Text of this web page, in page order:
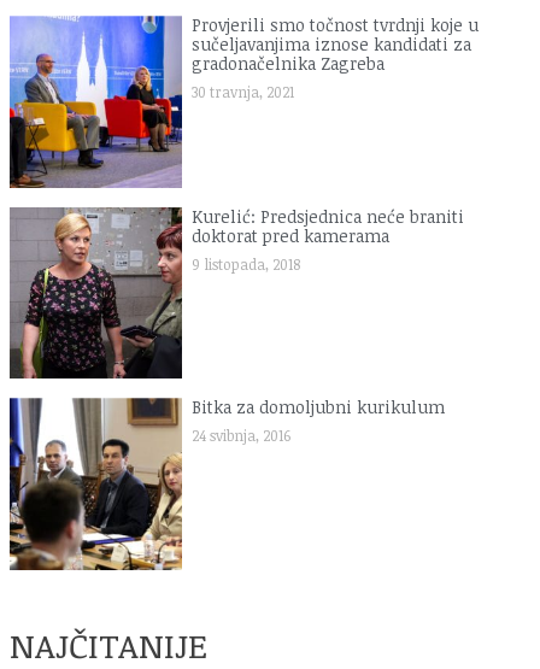
Provjerili smo točnost tvrdnji koje u
sučeljavanjima iznose kandidati za
gradonačelnika Zagreba
30 travnja, 2021
Kurelić: Predsjednica neće braniti
doktorat pred kamerama
9 listopada, 2018
Bitka za domoljubni kurikulum
24 svibnja, 2016
NAJČITANIJE